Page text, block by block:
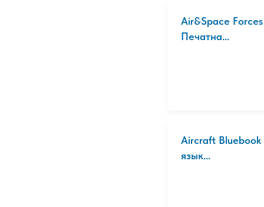
Air&Space
Печатна...
Aircraft Bluebook
язык...